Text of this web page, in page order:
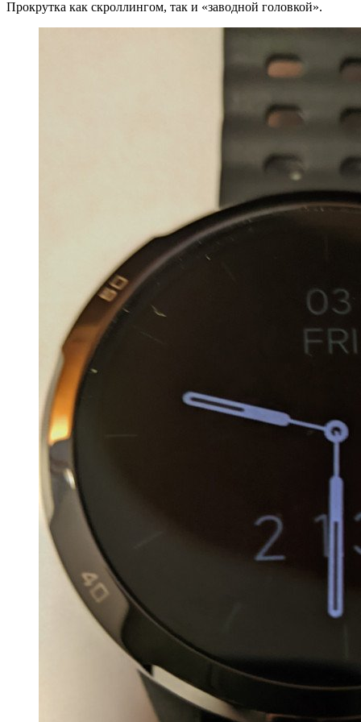
Прокрутка как скроллингом, так и «заводной головкой».